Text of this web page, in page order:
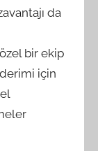
da
bir ekip
için